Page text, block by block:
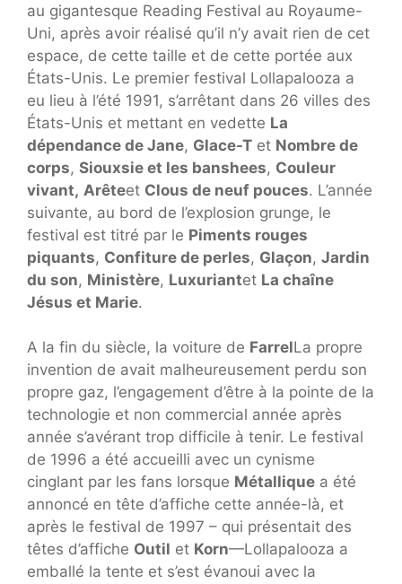
au gigantesque Reading Festival au Royaume-
Uni, après avoir réalisé qu’il n’y avait rien de cet
espace, de cette taille et de cette portée aux
États-Unis. Le premier festival Lollapalooza a
eu lieu à l’été 1991, s’arrêtant dans 26 villes des
États-Unis et mettant en vedette La
dépendance de Jane, Glace-T et Nombre de
corps, Siouxsie et les banshees, Couleur
vivant, Arêteet Clous de neuf pouces. L’année
suivante, au bord de l’explosion grunge, le
festival est titré par le Piments rouges
piquants, Confiture de perles, Glaçon, Jardin
du son, Ministère, Luxuriantet La chaîne
Jésus et Marie.
A la fin du siècle, la voiture de FarrelLa propre
invention de avait malheureusement perdu son
propre gaz, l’engagement d’être à la pointe de la
technologie et non commercial année après
année s’avérant trop difficile à tenir. Le festival
de 1996 a été accueilli avec un cynisme
cinglant par les fans lorsque Métallique a été
annoncé en tête d’affiche cette année-là, et
après le festival de 1997 – qui présentait des
têtes d’affiche Outil et Korn—Lollapalooza a
emballé la tente et s’est évanoui avec la